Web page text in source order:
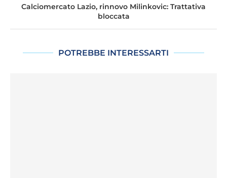
Calciomercato Lazio, rinnovo Milinkovic: Trattativa
bloccata
POTREBBE INTERESSARTI